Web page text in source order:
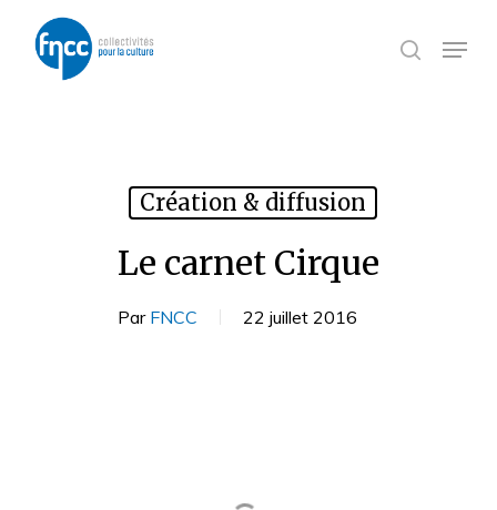
main
content
search
Menu
Création & diffusion
Le carnet Cirque
Par FNCC 22 juillet 2016
Panneau de gestion des cookies